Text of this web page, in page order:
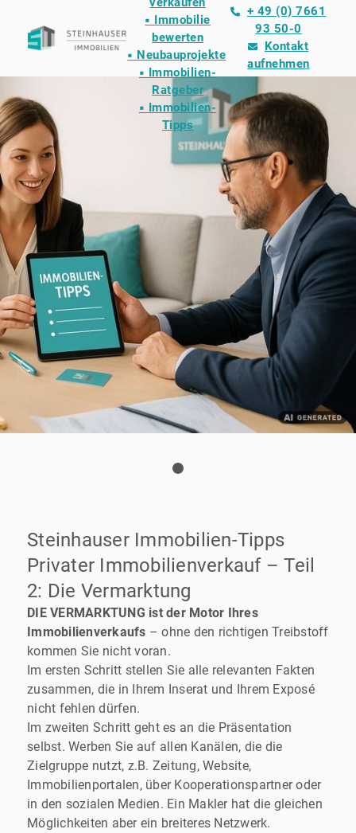
verkaufen
▪ Immobilie
bewerten
▪ Neubauprojekte
▪ Immobilien-
Ratgeber
▪ Immobilien-
Tipps
+ 49 (0) 7661
93 50-0
Kontakt
aufnehmen
Steinhauser Immobilien-Tipps
Privater Immobilienverkauf – Teil
2: Die Vermarktung
DIE VERMARKTUNG ist der Motor Ihres
Immobilienverkaufs – ohne den richtigen Treibstoff
kommen Sie nicht voran.
Im ersten Schritt stellen Sie alle relevanten Fakten
zusammen, die in Ihrem Inserat und Ihrem Exposé
nicht fehlen dürfen.
Im zweiten Schritt geht es an die Präsentation
selbst. Werben Sie auf allen Kanälen, die die
Zielgruppe nutzt, z.B. Zeitung, Website,
Immobilienportalen, über Kooperationspartner oder
in den sozialen Medien. Ein Makler hat die gleichen
Möglichkeiten aber ein breiteres Netzwerk.